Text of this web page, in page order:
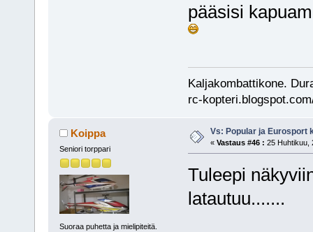
pääsisi
Kaljakombattikone.
rc-
Koippa
Seniori torppari
Suoraa puhetta ja mielipiteitä.
Vs: Popular ja Eurosport
« Vastaus #46 : 25 Huhtikuu,
Tuleepi
latautuu.......